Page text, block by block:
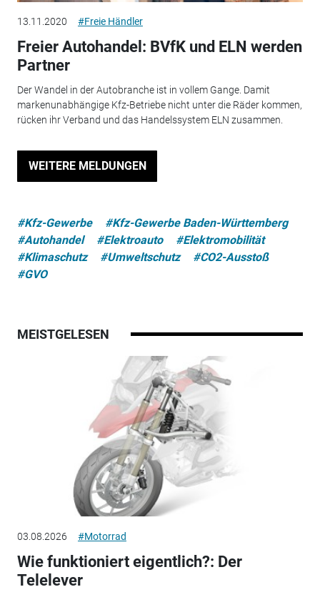
13.11.2020 #Freie Händler
Freier Autohandel: BVfK und ELN werden
Partner
Der Wandel in der Autobranche ist in vollem Gange. Damit
markenunabhängige Kfz-Betriebe nicht unter die Räder kommen,
rücken ihr Verband und das Handelssystem ELN zusammen.
WEITERE MELDUNGEN
#Kfz-Gewerbe
#Kfz-Gewerbe Baden-Württemberg
#Autohandel
#Elektroauto
#Elektromobilität
#Klimaschutz
#Umweltschutz
#CO2-Ausstoß
#GVO
MEISTGELESEN
03.08.2026 #Motorrad
Wie funktioniert eigentlich?: Der
Telelever